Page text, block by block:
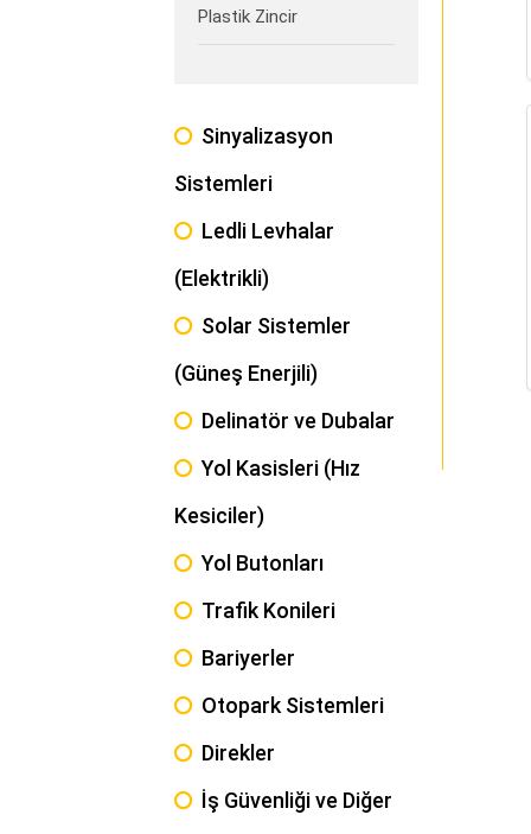
Plastik Zincir
Sinyalizasyon
Sistemleri
Ledli Levhalar
(Elektrikli)
Solar Sistemler
(Güneş Enerjili)
Delinatör ve Dubalar
Yol Kasisleri (Hız
Kesiciler)
Yol Butonları
Trafik Konileri
Bariyerler
Otopark Sistemleri
Direkler
İş Güvenliği ve Diğer